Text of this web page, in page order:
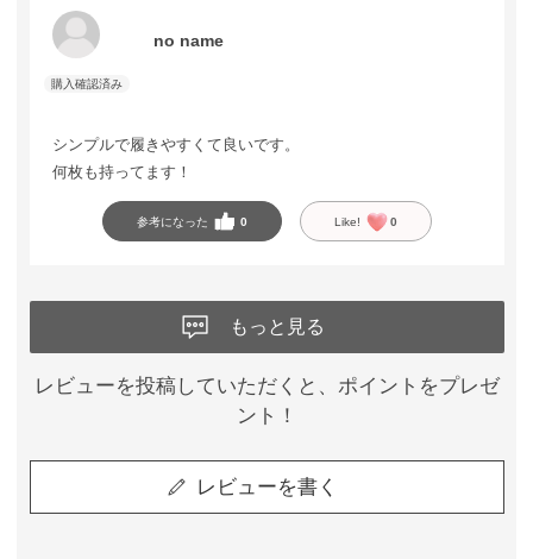
no name
シンプルで履きやすくて良いです。
何枚も持ってます！
参考になった 0 Like! 0
もっと見る
レビューを投稿していただくと、ポイントをプレゼ
ント！
レビューを書く